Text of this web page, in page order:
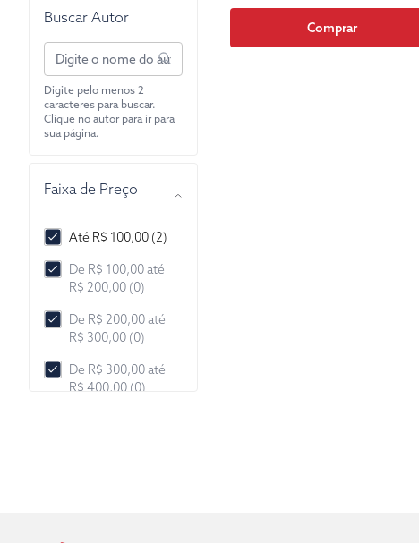
Buscar Autor
Digite pelo menos 2
caracteres para buscar.
Clique no autor para ir para
sua página.
Faixa de Preço
Até R$ 100,00 (2)
De R$ 100,00 até
R$ 200,00 (0)
De R$ 200,00 até
R$ 300,00 (0)
De R$ 300,00 até
R$ 400,00 (0)
Comprar